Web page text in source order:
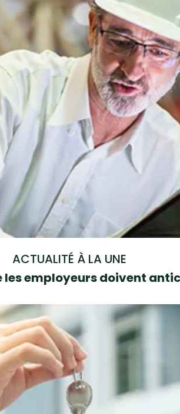
ACTUALITÉ À LA UNE
les employeurs doivent